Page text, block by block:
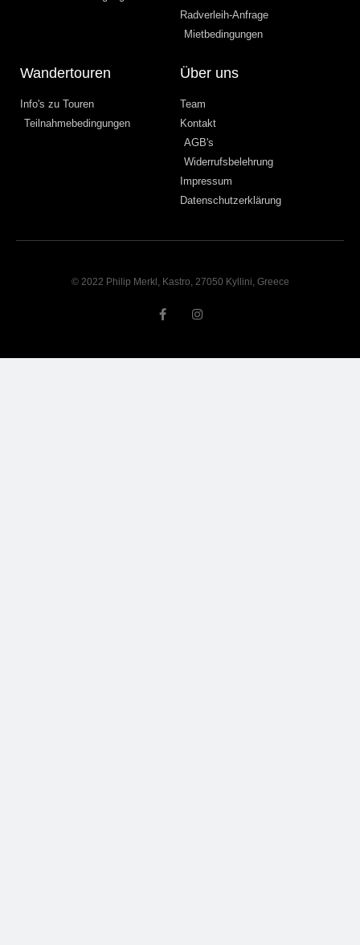
Radverleih-Anfrage
Mietbedingungen
Wandertouren
Info's zu Touren
Teilnahmebedingungen
Über uns
Team
Kontakt
AGB's
Widerrufsbelehrung
Impressum
Datenschutzerklärung
© 2022 Philip Merkl, Kastro, 27050 Kyllini, Greece